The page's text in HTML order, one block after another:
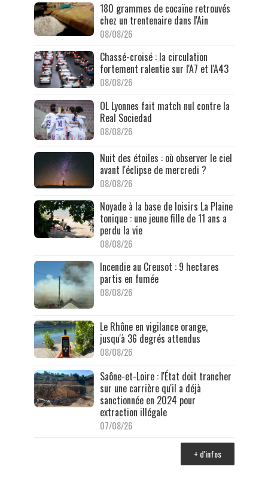
180 grammes de cocaïne retrouvés
chez un trentenaire dans l'Ain
08/08/26
Chassé-croisé : la circulation
fortement ralentie sur l'A7 et l'A43
08/08/26
OL Lyonnes fait match nul contre la
Real Sociedad
08/08/26
Nuit des étoiles : où observer le ciel
avant l'éclipse de mercredi ?
08/08/26
Noyade à la base de loisirs La Plaine
tonique : une jeune fille de 11 ans a
perdu la vie
08/08/26
Incendie au Creusot : 9 hectares
partis en fumée
08/08/26
Le Rhône en vigilance orange,
jusqu'à 36 degrés attendus
08/08/26
Saône-et-Loire : l'État doit trancher
sur une carrière qu'il a déjà
sanctionnée en 2024 pour
extraction illégale
07/08/26
+ d'infos